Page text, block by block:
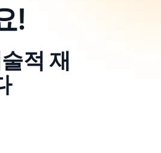
!
적 재